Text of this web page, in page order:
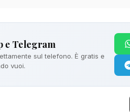
e Telegram
sul telefono. È gratis e
vuoi.